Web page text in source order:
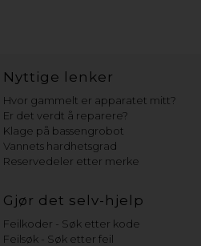
Nyttige lenker
Hvor gammelt er apparatet mitt?
Er det verdt å reparere?
Klage på bassengrobot
Vannets hardhetsgrad
Reservedeler etter merke
Gjør det selv-hjelp
Feilkoder - Søk etter kode
Feilsøk - Søk etter feil